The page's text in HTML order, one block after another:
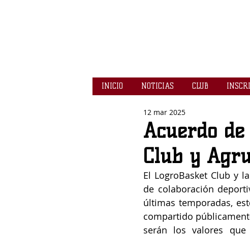
INICIO NOTICIAS CLUB
Acuerdo
Club y
12 mar 2025
El LogroBasket Club y
de colaboración
últimas temporadas,
compartido
serán los valores que